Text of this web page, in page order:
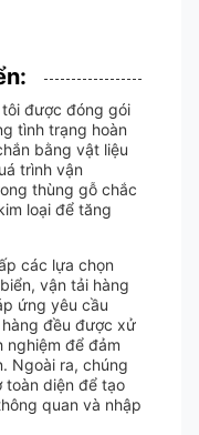
được đóng gói
tình trạng hoàn
bằng vật liệu
trình vận
thùng gỗ chắc
loại để tăng
các lựa chọn
vận tải hàng
ứng yêu cầu
đều được xử
nghiệm để đảm
Ngoài ra, chúng
toàn diện để tạo
quan và nhập